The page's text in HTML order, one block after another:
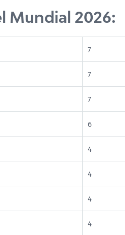
Mundial 2026:
7
7
7
6
4
4
4
4